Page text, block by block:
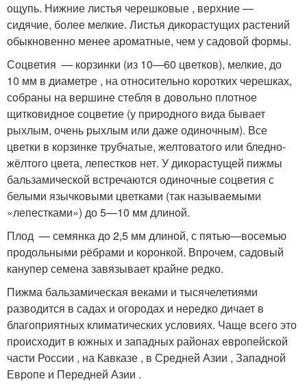
ощупь. Нижние листья черешковые , верхние —
сидячие, более мелкие. Листья дикорастущих растений
обыкновенно менее ароматные, чем у садовой формы.
Соцветия — корзинки (из 10—60 цветков), мелкие, до
10 мм в диаметре , на относительно коротких черешках,
собраны на вершине стебля в довольно плотное
щитковидное соцветие (у природного вида бывает
рыхлым, очень рыхлым или даже одиночным). Все
цветки в корзинке трубчатые, желтоватого или бледно-
жёлтого цвета, лепестков нет. У дикорастущей пижмы
бальзамической встречаются одиночные соцветия с
белыми язычковыми цветками (так называемыми
«лепестками») до 5—10 мм длиной.
Плод — семянка до 2,5 мм длиной, с пятью—восемью
продольными рёбрами и коронкой. Впрочем, садовый
канупер семена завязывает крайне редко.
Пижма бальзамическая веками и тысячелетиями
разводится в садах и огородах и нередко дичает в
благоприятных климатических условиях. Чаще всего это
происходит в южных и западных районах европейской
части России , на Кавказе , в Средней Азии , Западной
Европе и Передней Азии .